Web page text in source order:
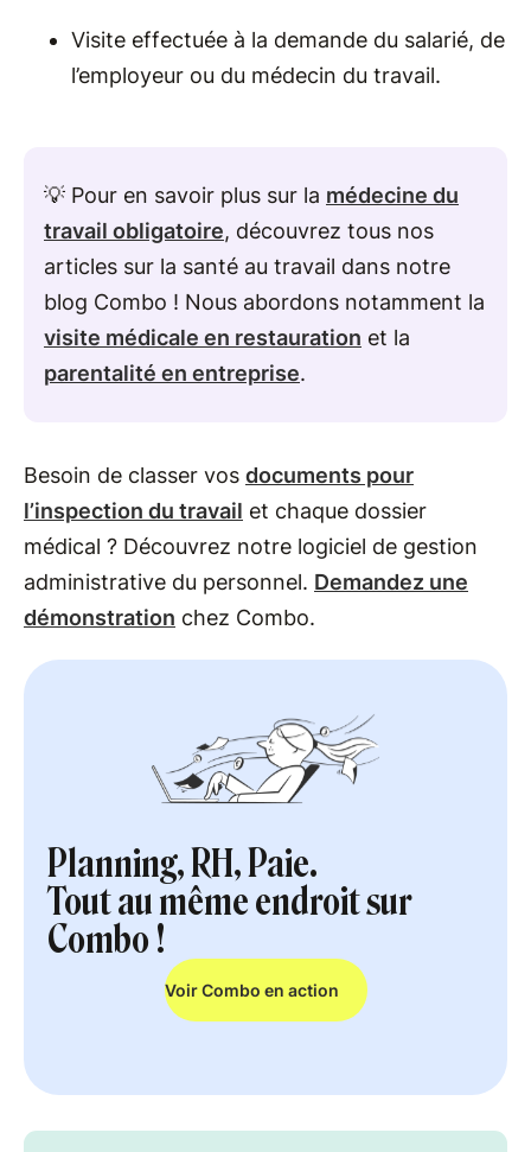
Visite effectuée à la demande du salarié, de
l’employeur ou du médecin du travail.
💡 Pour en savoir plus sur la médecine du
travail obligatoire, découvrez tous nos
articles sur la santé au travail dans notre
blog Combo ! Nous abordons notamment la
visite médicale en restauration et la
parentalité en entreprise.
Besoin de classer vos documents pour
l’inspection du travail et chaque dossier
médical ? Découvrez notre logiciel de gestion
administrative du personnel. Demandez une
démonstration chez Combo.
Planning, RH, Paie.
Tout au même endroit sur
Combo !
Voir Combo en action